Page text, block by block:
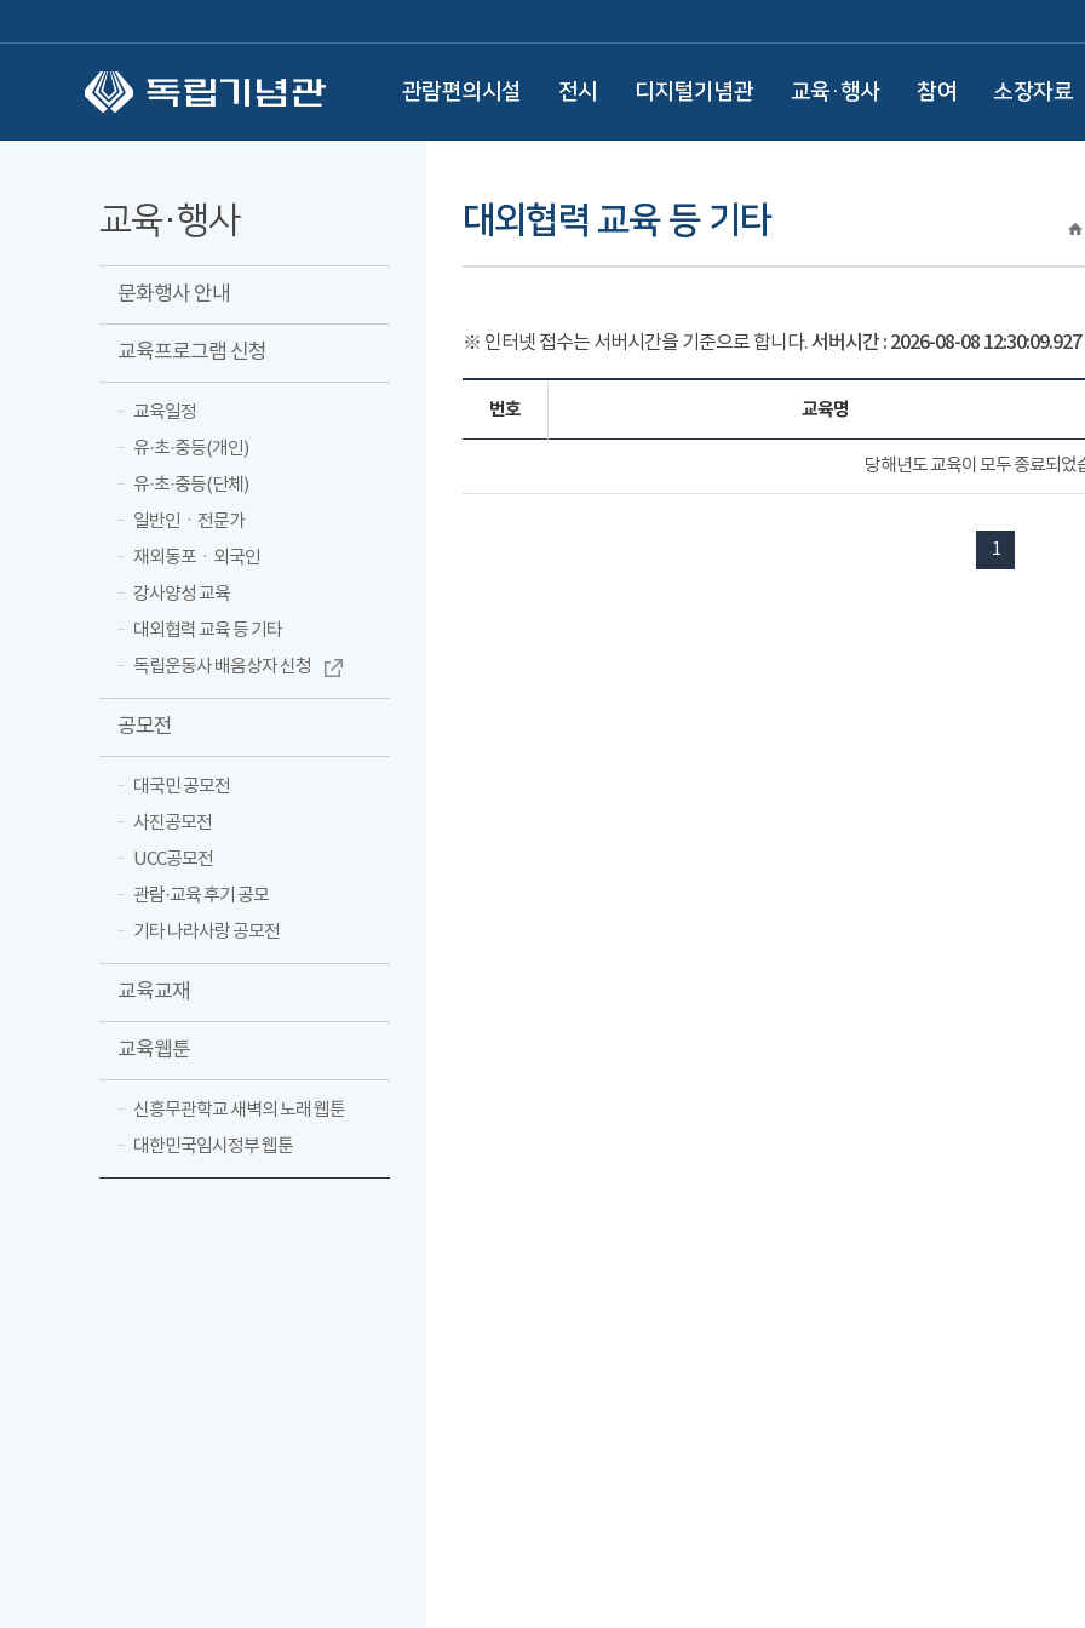
관람편의시설 전시 디지털기념관 교육·행사 참여 소장자료
교육·행사
문화행사 안내
교육프로그램 신청
교육일정
유·초·중등(개인)
유·초·중등(단체)
일반인ㆍ전문가
재외동포ㆍ외국인
강사양성 교육
대외협력 교육 등 기타
독립운동사 배움상자 신청
공모전
대국민 공모전
사진공모전
UCC공모전
관람·교육 후기 공모
기타 나라사랑 공모전
교육교재
교육웹툰
신흥무관학교 새벽의 노래 웹툰
대한민국임시정부 웹툰
대외협력 교육 등 기타
※ 인터넷 접수는 서버시간을 기준으로 합니다.서버시간 : 2026-08-08 12:30:09.987
번호 교육명
당해년도 교육이 모두 종료되었
1